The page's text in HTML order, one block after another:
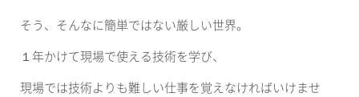
そう、そんなに簡単ではない厳しい世界。
１年かけて現場で使える技術を学び、
現場では技術よりも難しい仕事を覚えなければいけませ